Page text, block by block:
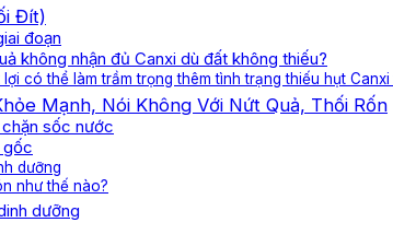
Đít)
đoạn
không nhận đủ Canxi dù đất không thiếu?
có thể làm trầm trọng thêm tình trạng thiếu hụt Canxi
Mạnh, Nói Không Với Nứt Quả, Thối Rốn
chặn sốc nước
gốc
dưỡng
như thế nào?
dưỡng